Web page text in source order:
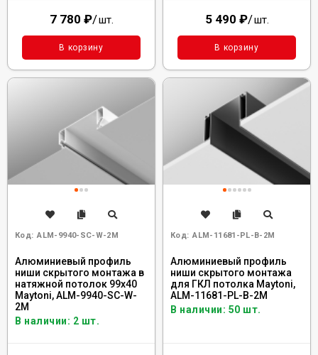
7 780 ₽/шт.
В корзину
5 490 ₽/шт.
В корзину
Код: ALM-9940-SC-W-2M
Алюминиевый профиль
ниши скрытого монтажа в
натяжной потолок 99x40
Maytoni, ALM-9940-SC-W-
2M
В наличии: 2 шт.
Код: ALM-11681-PL-B-2M
Алюминиевый профиль
ниши скрытого монтажа
для ГКЛ потолка Maytoni,
ALM-11681-PL-B-2M
В наличии: 50 шт.